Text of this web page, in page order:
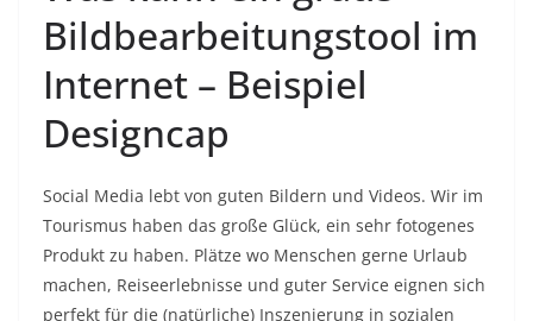
Bildbearbeitungstool im
Internet – Beispiel
Designcap
Social Media lebt von guten Bildern und Videos. Wir im
Tourismus haben das große Glück, ein sehr fotogenes
Produkt zu haben. Plätze wo Menschen gerne Urlaub
machen, Reiseerlebnisse und guter Service eignen sich
perfekt für die (natürliche) Inszenierung in sozialen